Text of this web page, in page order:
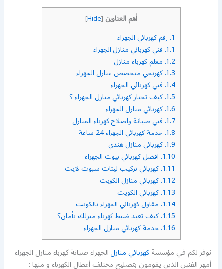
أهم العناوين [
Hide
]
1. رقم كهربائي الجهراء
1.1. فني كهربائي منازل الجهراء
1.2. معلم كهرباء منازل
1.3. كهربجي متخصص منازل الجهراء
1.4. فني كهربائي الجهراء
1.5. كيف تختار كهربائي منازل الجهراء ؟
1.6. كهربائي منازل الجهراء
1.7. فني صيانة واصلاح كهرباء المنازل
1.8. خدمة كهربائي الجهراء 24 ساعة
1.9. كهربائي منازل هندي
1.10. افضل كهربائي بيوت الجهراء
1.11. كهربائي تركيب ليتات سبوت لايت
1.12. كهربائي منازل الكويت
1.13. كهربائي الكويت
1.14. مقاول كهربائي الجهراء بالكويت
1.15. كيف تعيد ضبط كهرباء منزلك بأمان؟
1.16. خدمة كهربائي منازل الجهراء
نوفر لكم في مؤسسةكهربائي منازلالجهراء صيانة كهرباء منازل الجهراء
أمهر الفنين الذين يقومون بتصليح مختلف أعطال الكهرباء و منها :